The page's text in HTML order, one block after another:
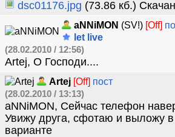
dsc01176.jpg (73.86 кб.)
aNNiMON (SV!) [Off]
let live
(28.02.2010 / 12:56)
Artej, О Господи....
Artej [Off] пост
(28.02.2010 / 13:13)
aNNiMON, Сейчас телефон
Увижу друга, сфотаю и выложу
варианте